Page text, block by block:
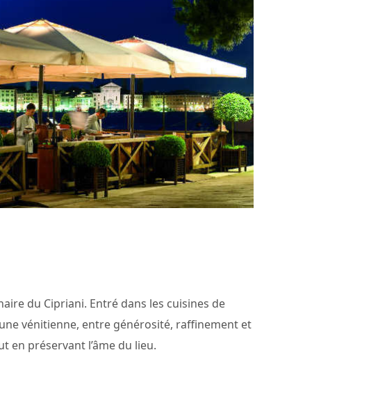
du Cipriani. Entré dans les cuisines de
vénitienne, entre générosité, raffinement et
en préservant l’âme du lieu.